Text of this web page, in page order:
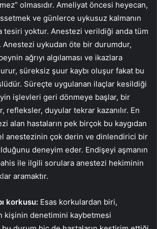
olmasıdır. Ameliyat öncesi heyecan,
ve günlerce uykusuz kalmanın
tesiri yoktur. Anestezi verildiği anda tüm
uykudan öte bir durumdur,
ağrıyı algılaması ve ikazlara
süreksiz şuur kaybı oluşur fakat bu
Süreçte uygulanan ilaçlar kesildiği
işlevleri geri dönmeye başlar, bir
refleksler, duyular tekrar kazanılır. En
alan hastaların pek birçok bu kaygıdan
anestezinin çok derin ve dinlendirici bir
deneyim eder. Endişeyi aşmanın
ile ilgili sorulara anestezi hekiminin
aramaktır.
korkusu: Esas korkulardan biri,
kişinin denetimini kaybetmesi